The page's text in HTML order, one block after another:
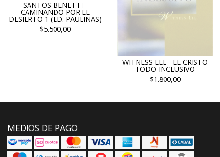
SANTOS BENETTI -
CAMINANDO POR EL
DESIERTO 1 (ED. PAULINAS)
$5.500,00
WITNESS LEE - EL CRISTO
TODO-INCLUSIVO
$1.800,00
MEDIOS DE PAGO